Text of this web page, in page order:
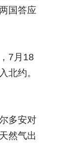
国答应
7月18
北约。
多安对
然气出